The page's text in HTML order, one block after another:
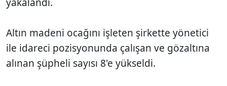
Altın madeni ocağını işleten şirkette yönetici
ile idareci pozisyonunda çalışan ve gözaltına
alınan şüpheli sayısı 8'e yükseldi.